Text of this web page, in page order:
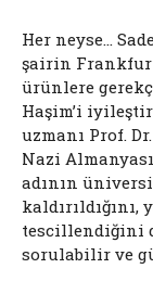
Her neyse…
şairin
ürünlere
Haşim’i
uzmanı Prof.
Nazi
adının
tescillendiğini
sorulabilir ve